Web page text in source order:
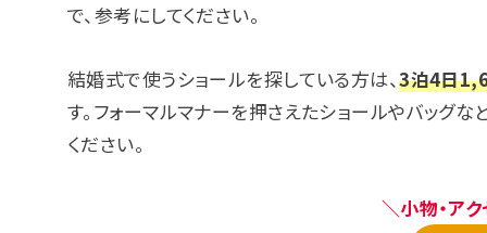
で、参考にしてください。
結婚式で使うショールを探している方は、3泊4日
す。フォーマルマナーを押さえたショールやバッグ
ください。
＼小物・ア